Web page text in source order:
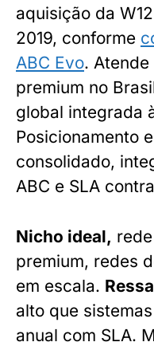
aquisição da
2019, conforme
ABC Evo.
premium no
global integrada
Posicionamento
consolidado,
ABC e SLA
Nicho ideal,
premium, redes
em escala.
alto que
anual com SLA.